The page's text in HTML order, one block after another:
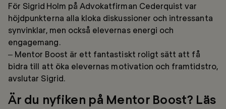
För Sigrid Holm på Advokatfirman Cederquist var
höjdpunkterna alla kloka diskussioner och intressanta
synvinklar, men också elevernas energi och
engagemang.
– Mentor Boost är ett fantastiskt roligt sätt att få
bidra till att öka elevernas motivation och framtidstro,
avslutar Sigrid.
Är du nyfiken på Mentor Boost? Läs